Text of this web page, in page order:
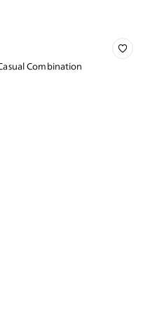
Combination